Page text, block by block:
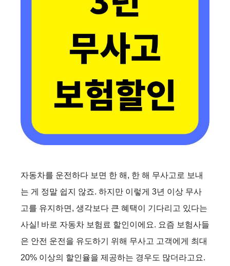
자동차를 운전하다 보면 한 해, 한 해 무사고로 보내
는 게 정말 쉽지 않죠. 하지만 이렇게 3년 이상 무사
고를 유지하면, 생각보다 큰 혜택이 기다리고 있다는
사실! 바로 자동차 보험료 할인이에요. 요즘 보험사들
은 안전 운전을 유도하기 위해 무사고 고객에게 최대
20% 이상의 할인율을 제공하는 경우도 많더라고요.